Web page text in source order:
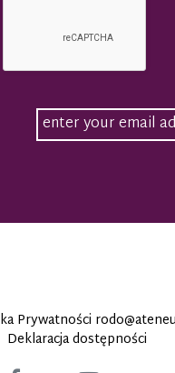
Prywatności
Deklaracja dostępności